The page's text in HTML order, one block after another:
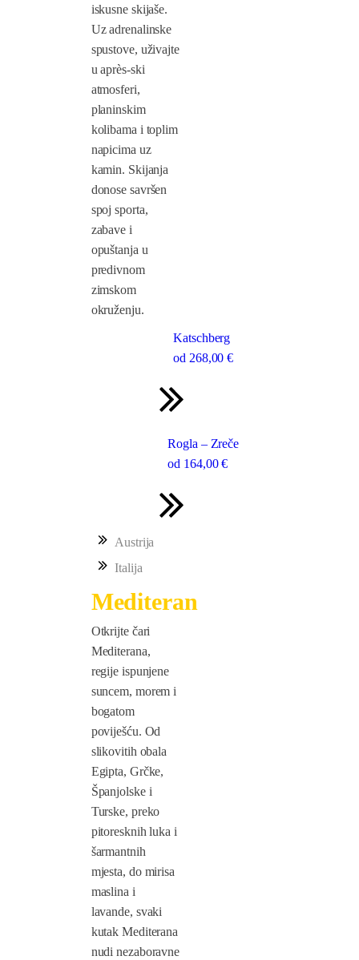
iskusne skijaše.
Uz adrenalinske
spustove, uživajte
u après-ski
atmosferi,
planinskim
kolibama i toplim
napicima uz
kamin. Skijanja
donose savršen
spoj sporta,
zabave i
opuštanja u
predivnom
zimskom
okruženju.
Katschberg
od 268,00 €
Rogla – Zreče
od 164,00 €
Austrija
Italija
Mediteran
Otkrijte čari
Mediterana,
regije ispunjene
suncem, morem i
bogatom
poviješću. Od
slikovitih obala
Egipta, Grčke,
Španjolske i
Turske, preko
pitoresknih luka i
šarmantnih
mjesta, do mirisa
maslina i
lavande, svaki
kutak Mediterana
nudi nezaboravne